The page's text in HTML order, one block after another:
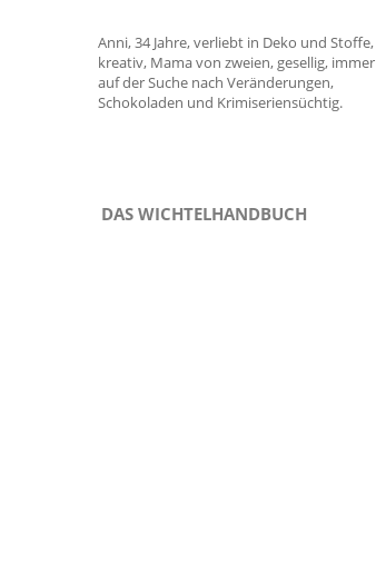
Anni, 34 Jahre, verliebt in Deko und Stoffe,
kreativ, Mama von zweien, gesellig, immer
auf der Suche nach Veränderungen,
Schokoladen und Krimiseriensüchtig.
DAS WICHTELHANDBUCH